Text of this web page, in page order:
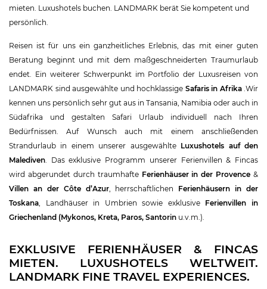
mieten. Luxushotels buchen. LANDMARK berät Sie kompetent und
persönlich.
Reisen ist für uns ein ganzheitliches Erlebnis, das mit einer guten
Beratung beginnt und mit dem maßgeschneiderten Traumurlaub
endet. Ein weiterer Schwerpunkt im Portfolio der Luxusreisen von
LANDMARK sind ausgewählte und hochklassige Safaris in Afrika .Wir
kennen uns persönlich sehr gut aus in Tansania, Namibia oder auch in
Südafrika und gestalten Safari Urlaub individuell nach Ihren
Bedürfnissen. Auf Wunsch auch mit einem anschließenden
Strandurlaub in einem unserer ausgewählte Luxushotels auf den
Malediven. Das exklusive Programm unserer Ferienvillen & Fincas
wird abgerundet durch traumhafte Ferienhäuser in der Provence &
Villen an der Côte d’Azur, herrschaftlichen Ferienhäusern in der
Toskana, Landhäuser in Umbrien sowie exklusive Ferienvillen in
Griechenland (Mykonos, Kreta, Paros, Santorin u.v.m.).
EXKLUSIVE FERIENHÄUSER & FINCAS
MIETEN. LUXUSHOTELS WELTWEIT.
LANDMARK FINE TRAVEL EXPERIENCES.